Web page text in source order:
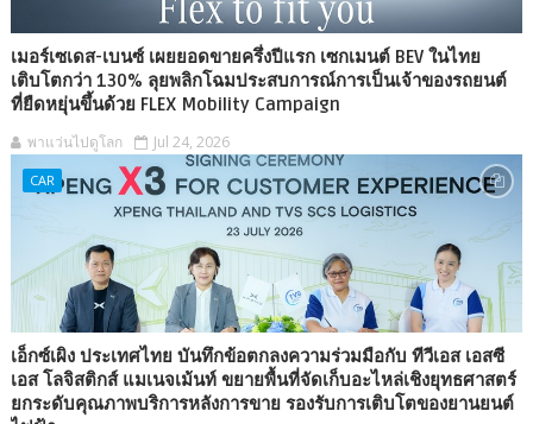
เมอร์เซเดส-เบนซ์ เผยยอดขายครึ่งปีแรก เซกเมนต์ BEV ในไทย
เติบโตกว่า 130% ลุยพลิกโฉมประสบการณ์การเป็นเจ้าของรถยนต์
ที่ยืดหยุ่นขึ้นด้วย FLEX Mobility Campaign
พาแว่นไปดูโลก Jul 24, 2026
CAR
เอ็กซ์เผิง ประเทศไทย บันทึกข้อตกลงความร่วมมือกับ ทีวีเอส เอสซี
เอส โลจิสติกส์ แมเนจเม้นท์ ขยายพื้นที่จัดเก็บอะไหล่เชิงยุทธศาสตร์
ยกระดับคุณภาพบริการหลังการขาย รองรับการเติบโตของยานยนต์